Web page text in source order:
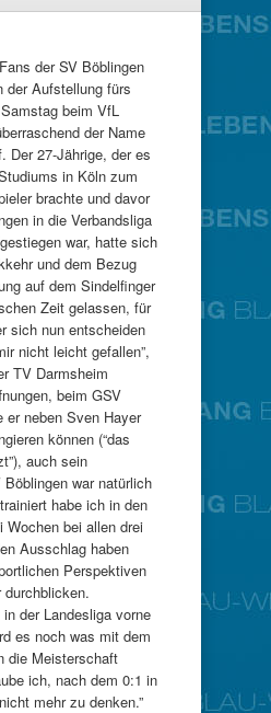
der SV Böblingen
der Aufstellung fürs
beim VfL
der Name
Der 27-Jährige, der es
in Köln zum
brachte und davor
in die Verbandsliga
war, hatte sich
und dem Bezug
auf dem Sindelfinger
Zeit gelassen, für
sich nun entscheiden
nicht leicht gefallen”,
TV Darmsheim
beim GSV
er neben Sven Hayer
können (“das
auch sein
war natürlich
habe ich in den
Wochen bei allen drei
Ausschlag haben
Perspektiven
durchblicken.
der Landesliga vorne
es noch was mit dem
die Meisterschaft
ich, nach dem 0:1 in
mehr zu denken.”